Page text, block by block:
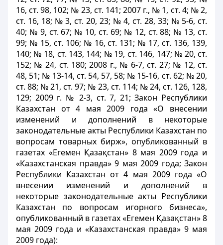
16, ст. 98, 102; № 23, ст. 141; 2007 г., № 1, ст. 4; № 2,
ст. 16, 18; № 3, ст. 20, 23; № 4, ст. 28, 33; № 5-6, ст.
40; № 9, ст. 67; № 10, ст. 69; № 12, ст. 88; № 13, ст.
99; № 15, ст. 106; № 16, ст. 131; № 17, ст. 136, 139,
140; № 18, ст. 143, 144; № 19, ст. 146, 147; № 20, ст.
152; № 24, ст. 180; 2008 г., № 6-7, ст. 27; № 12, ст.
48, 51; № 13-14, ст. 54, 57, 58; № 15-16, ст. 62; № 20,
ст. 88; № 21, ст. 97; № 23, ст. 114; № 24, ст. 126, 128,
129; 2009 г. № 2-3, ст. 7, 21; Закон Республики
Казахстан от 4 мая 2009 года «О внесении
изменений и дополнений в некоторые
законодательные акты Республики Казахстан по
вопросам товарных бирж», опубликованный в
газетах «Егемен Қазақстан» 8 мая 2009 года и
«Казахстанская правда» 9 мая 2009 года; Закон
Республики Казахстан от 4 мая 2009 года «О
внесении изменений и дополнений в
некоторые законодательные акты Республики
Казахстан по вопросам игорного бизнеса»,
опубликованный в газетах «Егемен Қазақстан» 8
мая 2009 года и «Казахстанская правда» 9 мая
2009 года):